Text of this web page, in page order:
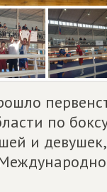
по
и девушек,